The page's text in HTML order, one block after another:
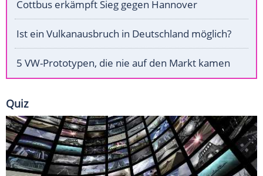
Cottbus erkämpft Sieg gegen Hannover
Ist ein Vulkanausbruch in Deutschland möglich?
5 VW-Prototypen, die nie auf den Markt kamen
Quiz